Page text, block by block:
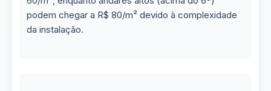
podem chegar a R$ 80/m² devido à complexidade
da instalação.